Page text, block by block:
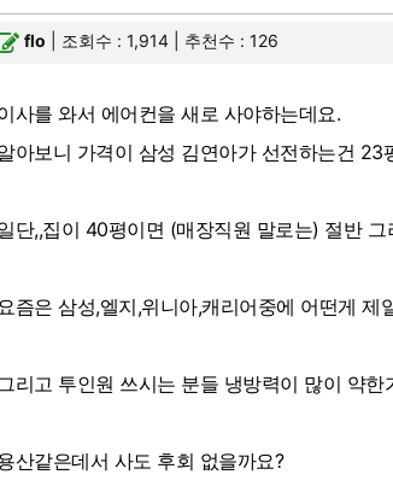
flo | 조회수 : 1,914 | 추천수 :126
사를 와서 에어컨을 새로 사야하는데요.
아보니 가격이 삼성 김연아가 선전하는건
단,,집이 40평이면 (매장직원 말로는) 절반
즘은 삼성,엘지,위니아,캐리어중에 어떤게
리고 투인원 쓰시는 분들 냉방력이 많이 약한
산같은데서 사도 후회 없을까요?